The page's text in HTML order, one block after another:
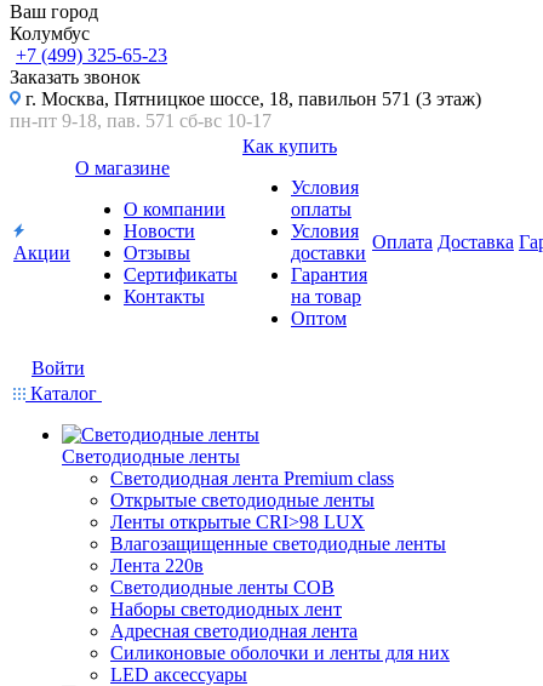
Ваш город
Колумбус
+7 (499) 325-65-23
Заказать звонок
г. Москва, Пятницкое шоссе, 18, павильон 571 (3 этаж)
пн-пт 9-18, пав. 571 сб-вс 10-17
Акции
О магазине
О компании
Новости
Отзывы
Сертификаты
Контакты
Как купить
Условия
оплаты
Условия
доставки
Гарантия
на товар
Оптом
Оплата Доставка
Войти
Каталог
Светодиодные ленты
Светодиодная лента Premium class
Открытые светодиодные ленты
Ленты открытые CRI>98 LUX
Влагозащищенные светодиодные ленты
Лента 220в
Светодиодные ленты COB
Наборы светодиодных лент
Адресная светодиодная лента
Силиконовые оболочки и ленты для них
LED аксессуары